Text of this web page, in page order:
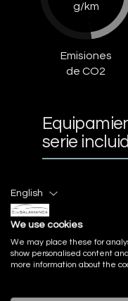
g/km
Emisiones
de CO2
serie
palanca de
aluminio,
aluminio,
English
We use cookies
We may place these for
show personalised content
more information about the